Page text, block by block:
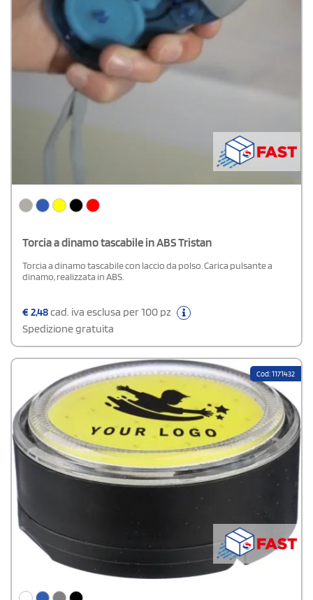
Torcia a dinamo tascabile in ABS Tristan
Torcia a dinamo tascabile con laccio da polso. Carica pulsante a
dinamo, realizzata in ABS.
€2,48cad. iva esclusa per 100 pz
Spedizione gratuita
Cod: 1171432